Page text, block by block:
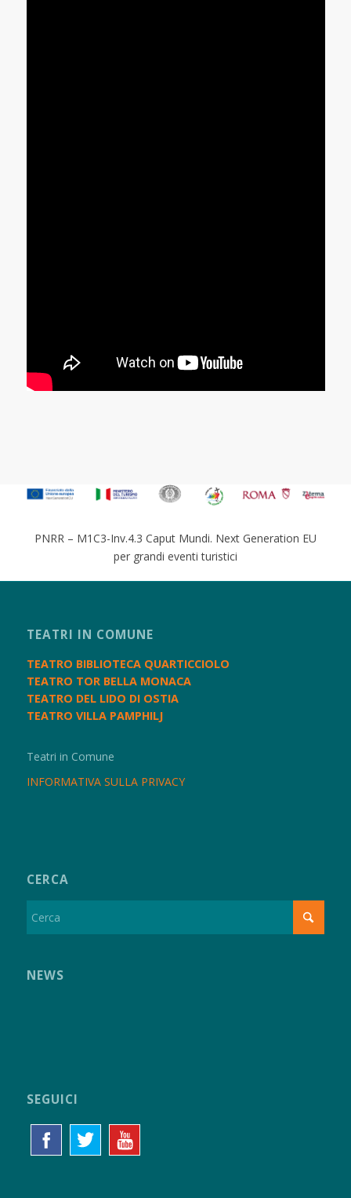
PNRR – M1C3-Inv.4.3 Caput Mundi. Next Generation EU
per grandi eventi turistici
TEATRI IN COMUNE
TEATRO BIBLIOTECA QUARTICCIOLO
TEATRO TOR BELLA MONACA
TEATRO DEL LIDO DI OSTIA
TEATRO VILLA PAMPHILJ
Teatri in Comune
INFORMATIVA SULLA PRIVACY
CERCA
NEWS
SEGUICI